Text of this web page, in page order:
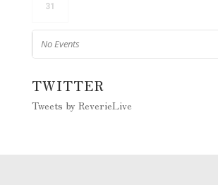
31
No Events
TWITTER
Tweets by ReverieLive